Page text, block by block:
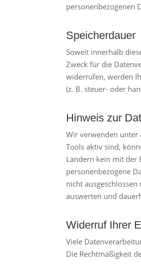
personenbezogenen
Speicherdauer
Soweit innerhalb
Zweck für die
widerrufen, werden
(z. B. steuer- oder
Hinweis zur
Wir verwenden unter
Tools aktiv sind,
Ländern kein mit der
personenbezogene
nicht
auswerten und
Widerruf Ihrer
Viele
Die Rechtmäßigkeit